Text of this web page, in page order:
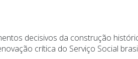
decisivos da construção
crítica do Serviço Social